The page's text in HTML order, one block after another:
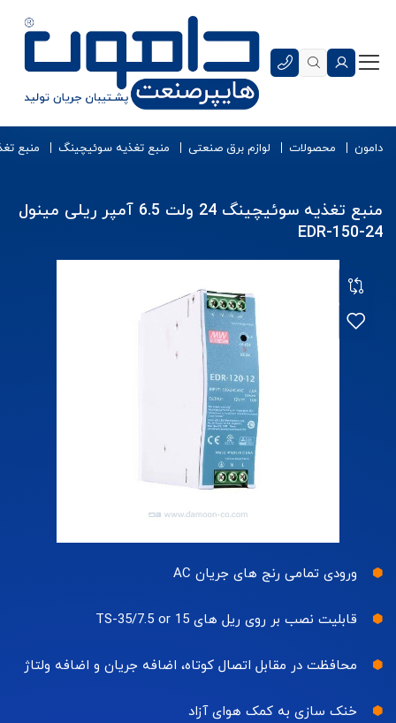
دامون محصولات لوازم برق صنعتی منبع تغذیه سوئیچینگ منبع
منبع تغذیه سوئیچینگ 24 ولت 6.5 آمپر ریلی مینول
EDR-150-24
ورودی تمامی رنج های جریان AC
قابلیت نصب بر روی ریل های TS-35/7.5 or 15
محافظت در مقابل اتصال کوتاه، اضافه جریان و اضافه ولتاژ
خنک سازی به کمک هوای آزاد